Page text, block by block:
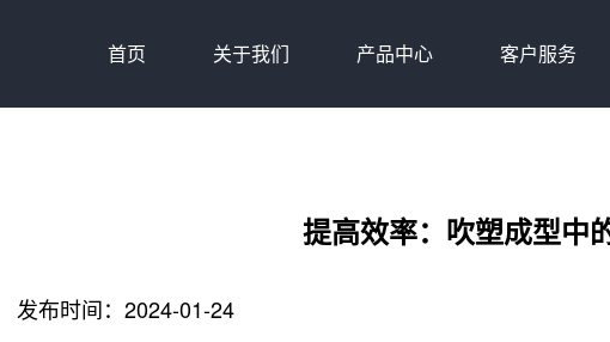
首页 关于我们 产品中心 客户服务
提高效率：吹塑成型中
发布时间：2024-01-24